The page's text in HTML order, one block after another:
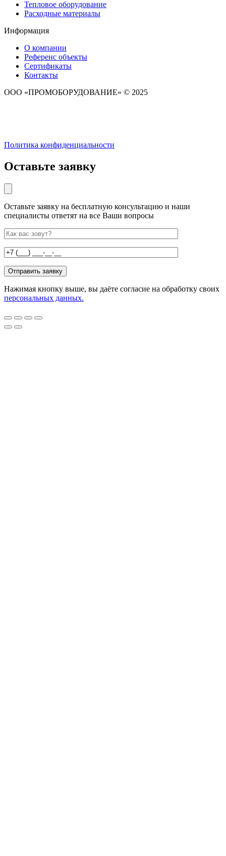
Тепловое оборудование
Расходные материалы
Информация
О компании
Референс объекты
Сертификаты
Контакты
ООО «ПРОМОБОРУДОВАНИЕ» © 2025
Политика конфиденциальности
Оставьте заявку
Оставьте заявку на бесплатную консультацию и наши
специалисты ответят на все Ваши вопросы
Нажимая кнопку выше, вы даёте согласие на обработку своих
персональных данных.